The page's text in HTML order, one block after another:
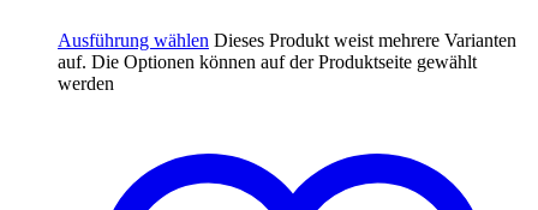
Ausführung wählen Dieses Produkt weist mehrere Varianten
auf. Die Optionen können auf der Produktseite gewählt
werden